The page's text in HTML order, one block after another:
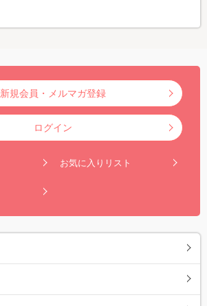
新規会員・メルマガ登録
ログイン
お気に入りリスト